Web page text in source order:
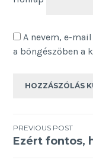
A nevem, e-
a böngészőben a
Bejegyzés
PREVIOUS POST
Ezért fontos,